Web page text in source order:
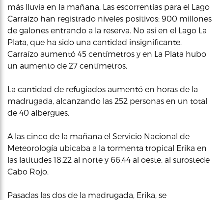
más lluvia en la mañana. Las escorrentías para el Lago
Carraízo han registrado niveles positivos: 900 millones
de galones entrando a la reserva. No así en el Lago La
Plata, que ha sido una cantidad insignificante.
Carraízo aumentó 45 centímetros y en La Plata hubo
un aumento de 27 centímetros.
La cantidad de refugiados aumentó en horas de la
madrugada, alcanzando las 252 personas en un total
de 40 albergues.
A las cinco de la mañana el Servicio Nacional de
Meteorología ubicaba a la tormenta tropical Erika en
las latitudes 18.22 al norte y 66.44 al oeste, al surostede
Cabo Rojo.
Pasadas las dos de la madrugada, Erika, se